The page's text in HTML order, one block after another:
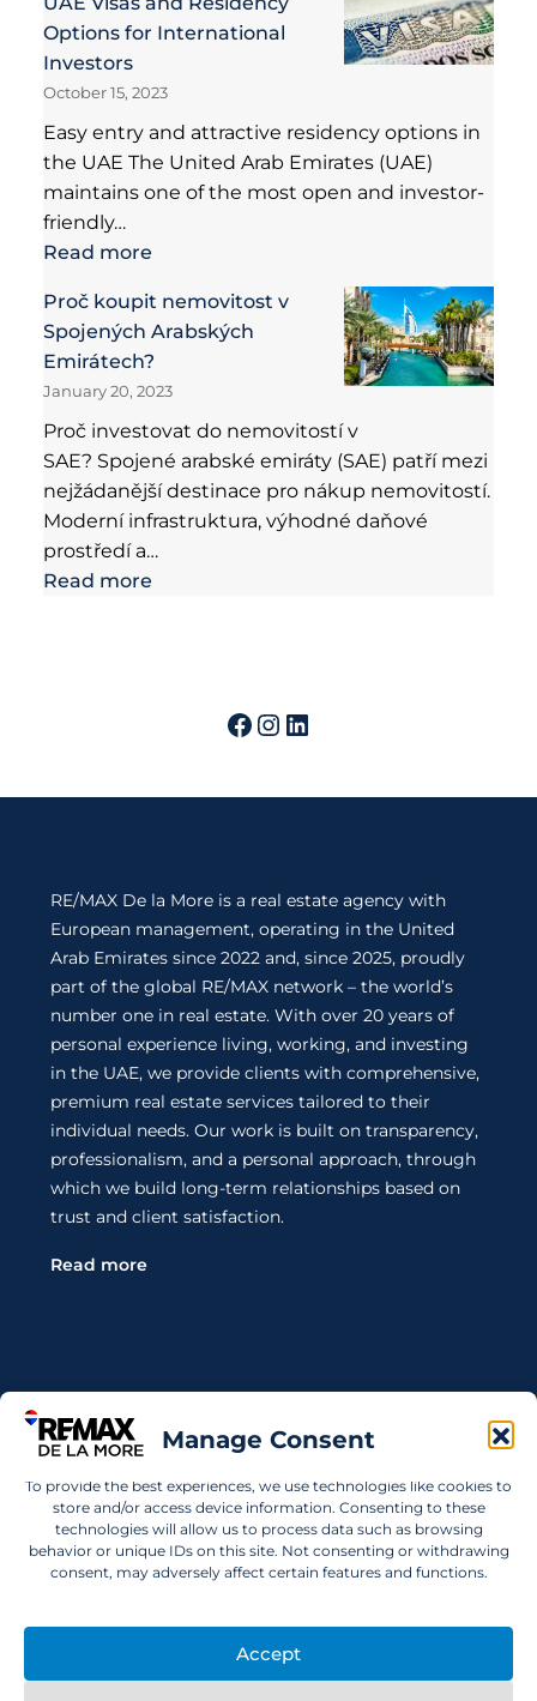
Manage Consent
To provide the best experiences, we use technologies like cookies to
store and/or access device information. Consenting to these
technologies will allow us to process data such as browsing
behavior or unique IDs on this site. Not consenting or withdrawing
consent, may adversely affect certain features and functions.
Accept
Options for International
Investors
October 15, 2023
Easy entry and attractive residency options in
the UAE The United Arab Emirates (UAE)
maintains one of the most open and investor-
friendly…
Read more
Proč koupit nemovitost v
Spojených Arabských
Emirátech?
January 20, 2023
Proč investovat do nemovitostí v
SAE? Spojené arabské emiráty (SAE) patří mezi
nejžádanější destinace pro nákup nemovitostí.
Moderní infrastruktura, výhodné daňové
prostředí a…
Read more
RE/MAX De la More is a real estate agency with
European management, operating in the United
Arab Emirates since 2022 and, since 2025, proudly
part of the global RE/MAX network – the world’s
number one in real estate. With over 20 years of
personal experience living, working, and investing
in the UAE, we provide clients with comprehensive,
premium real estate services tailored to their
individual needs. Our work is built on transparency,
professionalism, and a personal approach, through
which we build long-term relationships based on
trust and client satisfaction.
Read more
Contact Us
know where to start? Get in touch.
info@remaxdelamore.com